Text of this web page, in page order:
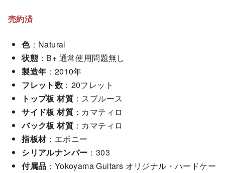
売約済
色：Natural
状態 ：B+ 通常使用問題無し
製造年 ：2010年
フレット数 ：20フレット
トップ板 材質 ：スプルース
サイド板 材質 ：カマティロ
バック板 材質 ：カマティロ
指板材：エボニー
シリアルナンバー ：303
付属品 ：Yokoyama Guitars オリジナル・ハードケー